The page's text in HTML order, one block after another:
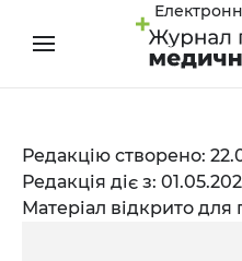
Редакцію створено:
Редакція діє з:
Матеріал відкрито для